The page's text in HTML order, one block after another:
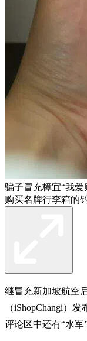
骗子冒充樟宜“我爱
购买名牌行李箱的
继冒充新加坡航空
（iShopChangi）
评论区中还有“水军